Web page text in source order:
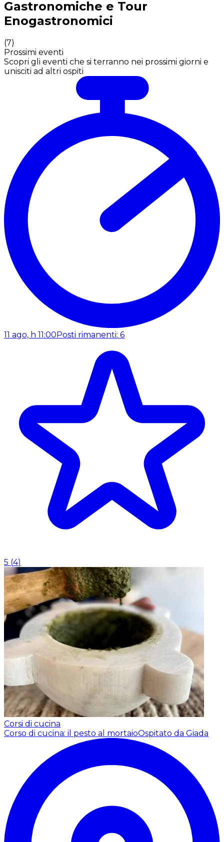
Gastronomiche e Tour
Enogastronomici
(7)
Prossimi eventi
Scopri gli eventi che si terranno nei prossimi giorni e
unisciti ad altri ospiti
11 ago, h 11:00 Posti rimanenti: 6
5 (4)
Corsi di cucina
Corso di cucina: il pesto al mortaioOspitato da Giada